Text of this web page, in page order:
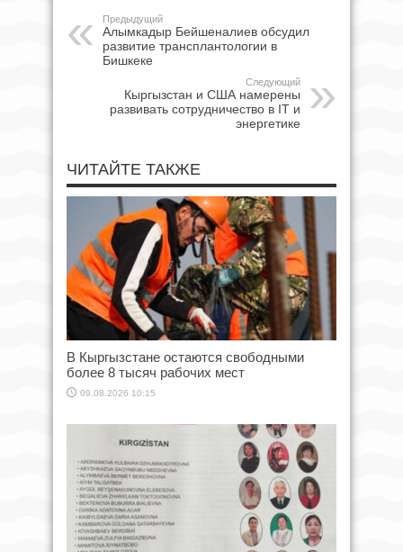
Предыдущий
Алымкадыр Бейшеналиев обсудил
развитие трансплантологии в
Бишкеке
Следующий
Кыргызстан и США намерены
развивать сотрудничество в IT и
энергетике
ЧИТАЙТЕ ТАКЖЕ
В Кыргызстане остаются свободными
более 8 тысяч рабочих мест
09.08.2026 10:15